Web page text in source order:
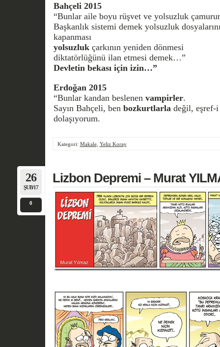
Bahçeli 2015
“Bunlar aile boyu rüşvet ve yolsuzluk
Başkanlık sistemi demek yolsuzluk
kapanması
yolsuzlukçarkının yeniden dönmesi
diktatörlüğünü ilan etmesi demek…”
Devletin bekası için izin…”
Erdoğan 2015
“Bunlar kandan beslenen vampirler.
Sayın Bahçeli, ben bozkurtlarla değil, eşref-
dolaşıyorum.
Kategori: Makale, Yeliz Koray
26
ŞUB/17
0
Lizbon Depremi – Murat